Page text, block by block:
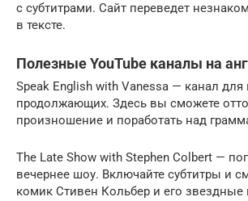
с субтитрами. Сайт переведет
в тексте.
Полезные YouTube каналы на
Speak English with Vanessa — канал для
продолжающих. Здесь вы сможете
произношение и поработать над
The Late Show with Stephen Colbert —
вечернее шоу. Включайте субтитры и
комик Стивен Кольбер и его звездные